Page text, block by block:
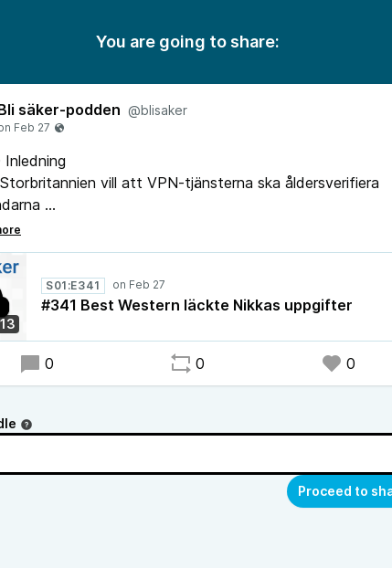
You are going to share:
säker-podden @blisaker
vill att VPN-tjänsterna ska åldersverifiera
Discord fördröjer införandet av global åldersverifiering
om skydd mot överbelastningsattacker
framtid med Ring-kameror som övervakar
Western läckte Nikkas boknings- och
S01:E341
#341 Best Western läckte Nikkas uppgifter
0 0 0
Proceed to